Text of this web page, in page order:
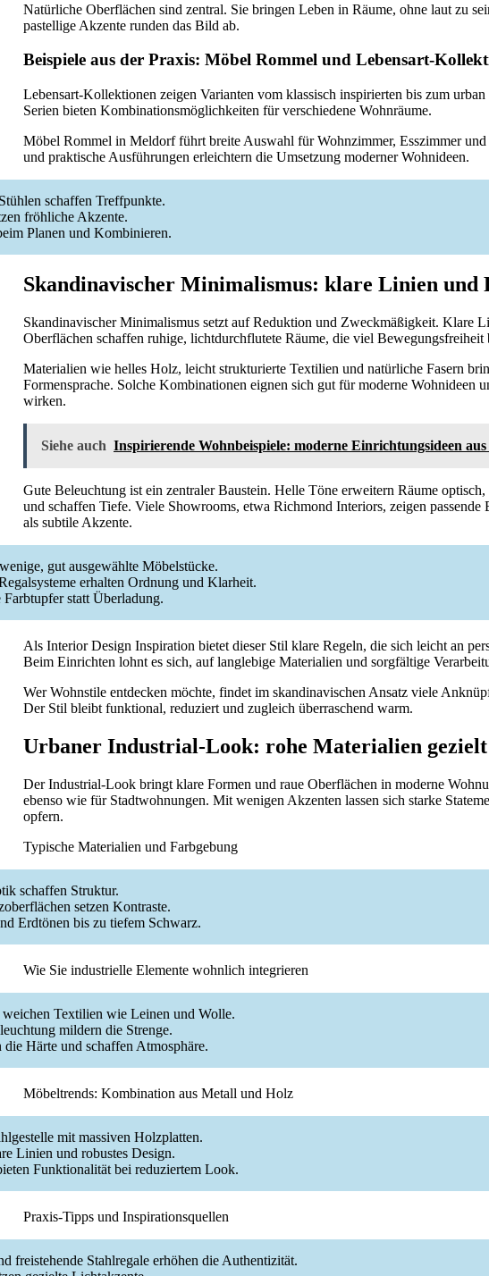
Natürliche Oberflächen sind zentral. Sie bringen Leben in Räume, ohne laut zu
pastellige Akzente runden das Bild ab.
Beispiele aus der Praxis: Möbel Rommel und Lebensart-
Lebensart-Kollektionen zeigen Varianten vom klassisch inspirierten bis zum
Serien bieten Kombinationsmöglichkeiten für verschiedene Wohnräume.
Möbel Rommel in Meldorf führt breite Auswahl für Wohnzimmer, Esszimmer
und praktische Ausführungen erleichtern die Umsetzung moderner Wohnideen.
schaffen Treffpunkte.
fröhliche Akzente.
Planen und Kombinieren.
Skandinavischer Minimalismus: klare Linien
Skandinavischer Minimalismus setzt auf Reduktion und Zweckmäßigkeit. Klare
Oberflächen schaffen ruhige, lichtdurchflutete Räume, die viel Bewegungsfreiheit
Materialien wie helles Holz, leicht strukturierte Textilien und natürliche Fasern
Formensprache. Solche Kombinationen eignen sich gut für moderne Wohnideen
wirken.
Siehe auch Inspirierende Wohnbeispiele: moderne Einrichtungsideen
Gute Beleuchtung ist ein zentraler Baustein. Helle Töne erweitern Räume
und schaffen Tiefe. Viele Showrooms, etwa Richmond Interiors, zeigen passende
als subtile Akzente.
gut ausgewählte Möbelstücke.
erhalten Ordnung und Klarheit.
statt Überladung.
Als Interior Design Inspiration bietet dieser Stil klare Regeln, die sich leicht an
Beim Einrichten lohnt es sich, auf langlebige Materialien und sorgfältige
Wer Wohnstile entdecken möchte, findet im skandinavischen Ansatz viele
Der Stil bleibt funktional, reduziert und zugleich überraschend warm.
Urbaner Industrial-Look: rohe Materialien gezielt
Der Industrial-Look bringt klare Formen und raue Oberflächen in moderne
ebenso wie für Stadtwohnungen. Mit wenigen Akzenten lassen sich starke
opfern.
Typische Materialien und Farbgebung
schaffen Struktur.
setzen Kontraste.
Erdtönen bis zu tiefem Schwarz.
Wie Sie industrielle Elemente wohnlich integrieren
Textilien wie Leinen und Wolle.
mildern die Strenge.
Härte und schaffen Atmosphäre.
Möbeltrends: Kombination aus Metall und Holz
mit massiven Holzplatten.
Linien und robustes Design.
Funktionalität bei reduziertem Look.
Praxis-Tipps und Inspirationsquellen
freistehende Stahlregale erhöhen die Authentizität.